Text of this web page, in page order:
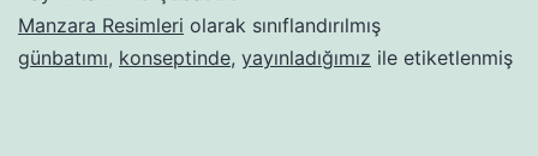
Manzara Resimleri olarak sınıflandırılmış
günbatımı, konseptinde, yayınladığımız ile etiketlenmiş